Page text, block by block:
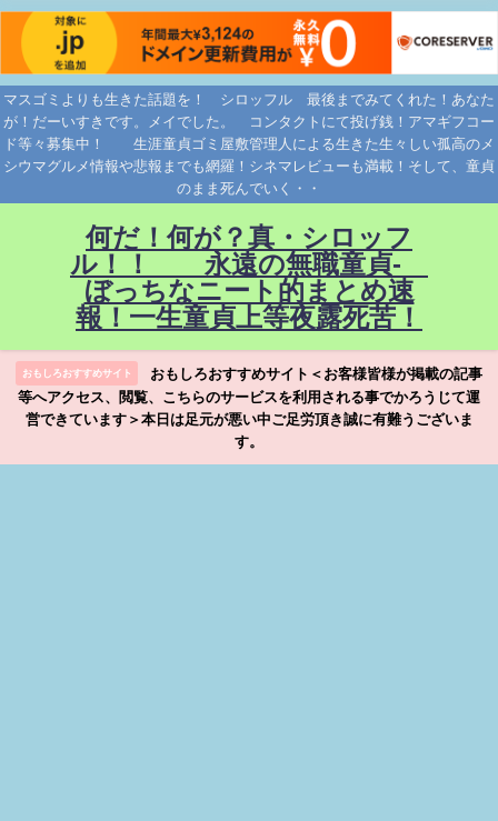
マスゴミよりも生きた話題を！ シロッフル 最後までみてくれた！あなた
が！だーいすきです。メイでした。 コンタクトにて投げ銭！アマギフコー
ド等々募集中！ 生涯童貞ゴミ屋敷管理人による生きた生々しい孤高のメ
シウマグルメ情報や悲報までも網羅！シネマレビューも満載！そして、童貞
のまま死んでいく・・
何だ！何が？真・シロッフ
ル！！ 永遠の無職童貞-
ぼっちなニート的まとめ速
報！一生童貞上等夜露死苦！
おもしろおすすめサイト
おもしろおすすめサイト＜お客様皆様が掲載の記事
等へアクセス、閲覧、こちらのサービスを利用される事でかろうじて運
営できています＞本日は足元が悪い中ご足労頂き誠に有難うございま
す。